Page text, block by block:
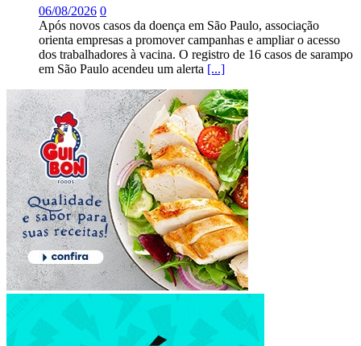
06/08/2026 0
Após novos casos da doença em São Paulo, associação
orienta empresas a promover campanhas e ampliar o acesso
dos trabalhadores à vacina. O registro de 16 casos de sarampo
em São Paulo acendeu um alerta [...]